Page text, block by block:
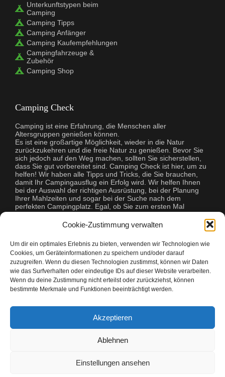
Cookie-Zustimmung verwalten
Um dir ein optimales Erlebnis zu bieten, verwenden wir Technologien wie
Cookies, um Geräteinformationen zu speichern und/oder darauf
zuzugreifen. Wenn du diesen Technologien zustimmst, können wir Daten
wie das Surfverhalten oder eindeutige IDs auf dieser Website verarbeiten.
Wenn du deine Zustimmung nicht erteilst oder zurückziehst, können
bestimmte Merkmale und Funktionen beeinträchtigt werden.
Akzeptieren
Ablehnen
Einstellungen ansehen
Unterkunftstypen beim
Camping
Camping Tipps
Camping Anfänger
Camping Kaufempfehlungen
Campingfahrzeuge &
Zubehör
Camping Shop
Camping Check
Camping ist eine Erfahrung, die Menschen aller
Altersgruppen genießen können.
Es ist eine großartige Möglichkeit, wieder in die Natur
zurückzukehren und die freie Natur zu genießen. Bevor Sie
sich jedoch auf den Weg machen, sollten Sie sicherstellen,
dass Sie gut vorbereitet sind. Camping Check ist hier, um zu
helfen! Wir haben alle Tipps und Tricks, die Sie brauchen,
damit Ihr Campingausflug ein Erfolg wird. Wir helfen Ihnen
bei der Auswahl der richtigen Ausrüstung, bei der Planung
Ihrer Mahlzeiten und sogar bei der Suche nach dem
perfekten Campingplatz. Egal, ob Sie zum ersten Mal
campen oder ein erfahrener Profi sind, Camping Check hat
alles, was Sie brauchen, um Ihre Reise unvergesslich zu
Camping Freunde mit Camping Check